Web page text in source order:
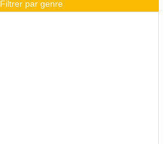
Filtrer par genre